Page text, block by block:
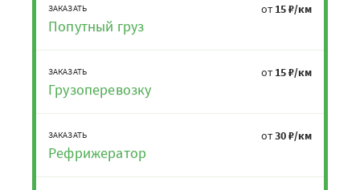
ЗАКАЗАТЬ
Попутный груз
от 15 ₽/км
ЗАКАЗАТЬ
Грузоперевозку
от 15 ₽/км
ЗАКАЗАТЬ
Рефрижератор
от30 ₽/км